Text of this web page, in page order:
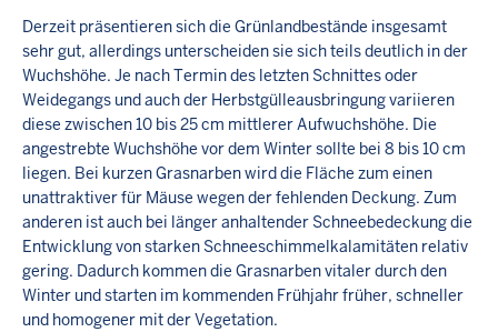
Derzeit präsentieren sich die Grünlandbestände insgesamt
sehr gut, allerdings unterscheiden sie sich teils deutlich in der
Wuchshöhe. Je nach Termin des letzten Schnittes oder
Weidegangs und auch der Herbstgülleausbringung variieren
diese zwischen 10 bis 25 cm mittlerer Aufwuchshöhe. Die
angestrebte Wuchshöhe vor dem Winter sollte bei 8 bis 10 cm
liegen. Bei kurzen Grasnarben wird die Fläche zum einen
unattraktiver für Mäuse wegen der fehlenden Deckung. Zum
anderen ist auch bei länger anhaltender Schneebedeckung die
Entwicklung von starken Schneeschimmelkalamitäten relativ
gering. Dadurch kommen die Grasnarben vitaler durch den
Winter und starten im kommenden Frühjahr früher, schneller
und homogener mit der Vegetation.